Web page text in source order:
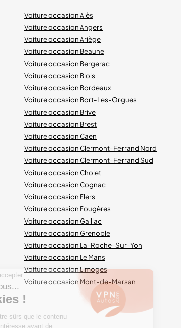
Voiture occasion Alès
Voiture occasion Angers
Voiture occasion Ariège
Voiture occasion Beaune
Voiture occasion Bergerac
Voiture occasion Blois
Voiture occasion Bordeaux
Voiture occasion Bort-Les-Orgues
Voiture occasion Brive
Voiture occasion Brest
Voiture occasion Caen
Voiture occasion Clermont-Ferrand Nord
Voiture occasion Clermont-Ferrand Sud
Voiture occasion Cholet
Voiture occasion Cognac
Voiture occasion Flers
Voiture occasion Fougères
Voiture occasion Gaillac
Voiture occasion Grenoble
Voiture occasion La-Roche-Sur-Yon
Voiture occasion Le Mans
Voiture occasion Limoges
Voiture occasion Mont-de-Marsan